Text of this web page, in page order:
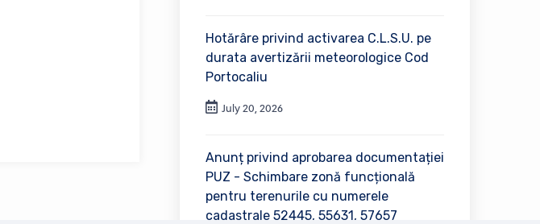
Hotărâre privind activarea C.L.S.U. pe
durata avertizării meteorologice Cod
Portocaliu
July 20, 2026
Anunț privind aprobarea documentației
PUZ - Schimbare zonă funcțională
pentru terenurile cu numerele
cadastrale 52445, 55631, 57657